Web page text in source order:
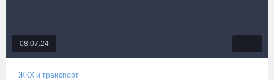
08.07.24
ЖКХ и транспорт